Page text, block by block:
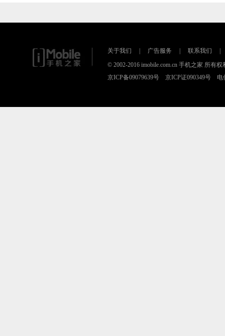
关于我们 广告服务 联系我们
© 2002-2016 imobile.com.cn 手机之家 所有
京ICP备09079639号 京ICP证090349号 电